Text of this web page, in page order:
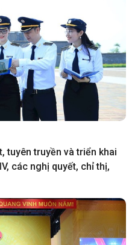
tuyên truyền và triển khai
các nghị quyết, chỉ thị,